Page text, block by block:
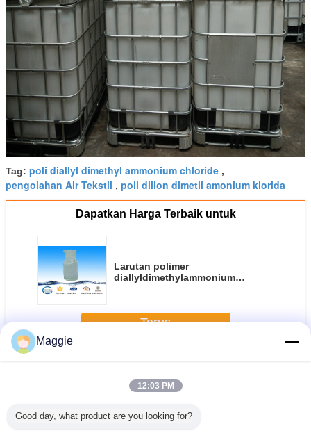
Tag: poli diallyl dimethyl ammonium chloride ,
pengolahan Air Tekstil , poli diilon dimetil amonium klorida
Dapatkan Harga Terbaik untuk
Larutan polimer
diallyldimethylammonium
Terus
LebihPoli Dadmac
Maggie
12:03 PM
Good day, what product are you looking for?